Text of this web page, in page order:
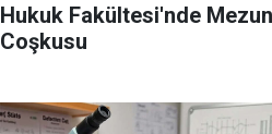
Hukuk Fakültesi'nde
Coşkusu